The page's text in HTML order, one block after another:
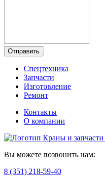
Отправить
Спецтехника
Запчасти
Изготовление
Ремонт
Контакты
О компании
Вы можете позвонить нам:
8 (351) 218-59-40